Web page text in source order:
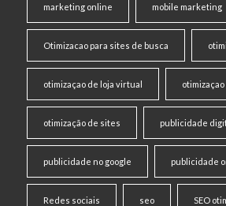
marketing online mobile marketing
Otimizacao para sites de busca
otimizaçao de loja virtual
otimização de sites publicidade
publicidade no google publicidade
Redes sociais seo SEO